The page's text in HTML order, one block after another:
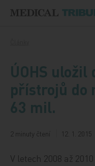
ÚOHS
přístrojů do
63 mil.
2 minuty čtení 12. 1. 2015
V letech 2008 až